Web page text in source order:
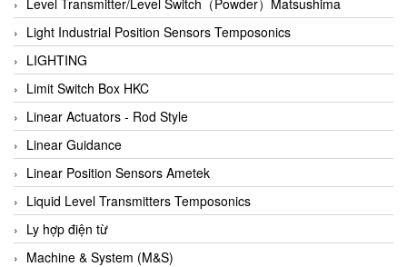
Autec
Auto Flow
Automatic valve
Aventics
Avproglobal
Axiomtek
AZBIL
B&C Electronics
B&R
Light Industrial Position Sensors Temposonics
LIGHTING
Limit Switch Box HKC
Linear Actuators - Rod Style
Linear Guidance
Linear Position Sensors Ametek
Liquid Level Transmitters Temposonics
Ly hợp điện từ
Machine & System (M&S)